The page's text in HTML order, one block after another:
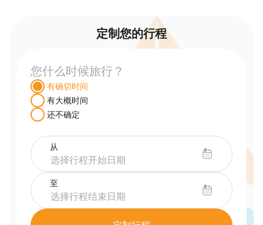
定制您的行程
您什么时候旅行？
有确切时间
有大概时间
还不确定
从
至